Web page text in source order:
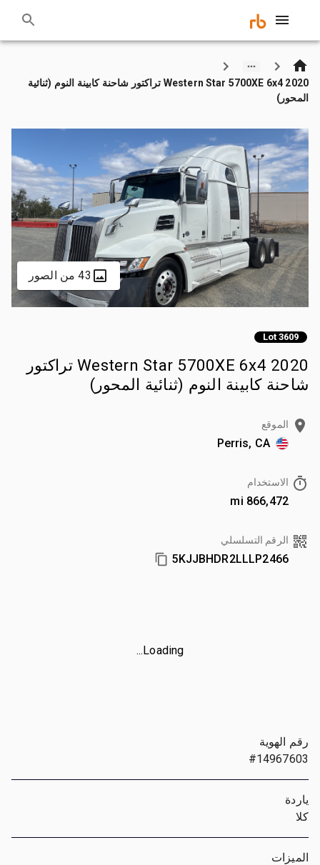
2020 Western Star 5700XE 6x4 تراكتور شاحنة كابينة النوم (ثنائية
المحور)
43 من الصور
Lot 3609
2020 Western Star 5700XE 6x4 تراكتور
شاحنة كابينة النوم (ثنائية المحور)
الموقع
Perris, CA
الاستخدام
866,472 mi
الرقم التسلسلي
5KJJBHDR2LLLP2466
Loading...
رقم الهوية
#14967603
ياردة
كلا
الميزات